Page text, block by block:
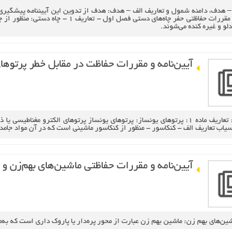
آيين‌نامه‌ و مقررات‌ حفاظتي‌
و غيره‌ كنده‌ مي‌شوند.
آيين‌نامه‌ و مقررات‌ حفاظت‌ در مقابل‌ خطر
فصل‌ اول‌: تعاريف‌ ماده‌ 1: پرتوهاي‌ يونساز: پرتوهاي‌ يونساز پرتوهاي‌
تعاريف‌ الف‌ - كنكاسور - منظور از كنكاسور ماشيني‌ است‌ كه‌ در آن‌ مواد جامد خشك‌
آيين‌نامه‌ و مقررات‌ حفاظتي‌ ماشين‌هاي‌ بهم‌زن‌
بهم‌ زن‌: ماشين‌ بهم‌ زن‌ عبارت‌ از محور پره‌دار يا پاروك‌ داري‌ است‌ كه‌